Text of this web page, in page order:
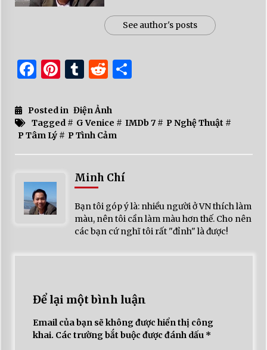
See author's posts
Facebook
Pinterest
Tumblr
Reddit
Share
Posted in Điện Ảnh
Tagged # G Venice # IMDb 7# P Nghệ Thuật #
P Tâm Lý# P Tình Cảm
Minh Chí
Bạn tôi góp ý là: nhiều người ở VN thích làm
màu, nên tôi cần làm màu hơn thế. Cho nên
các bạn cứ nghĩ tôi rất "đỉnh" là được!
Để lại một bình luận
Email của bạn sẽ không được hiển thị công
khai. Các trường bắt buộc được đánh dấu *